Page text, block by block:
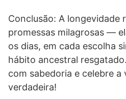
Conclusão: A longevidade
promessas milagrosas —
os dias, em cada escolha
hábito ancestral
com sabedoria e celebre a
verdadeira!